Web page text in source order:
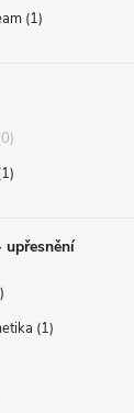
1
0
1
upřesnění
1